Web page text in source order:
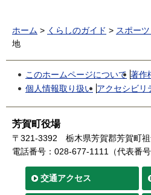
ホーム > くらしのガイド > スポー
地
このホームページについて 著作
個人情報取り扱い アクセシビリ
芳賀町役場
〒321-3392
栃木県芳賀郡芳賀町
電話番号：028-677-1111（代表番号
交通アクセス